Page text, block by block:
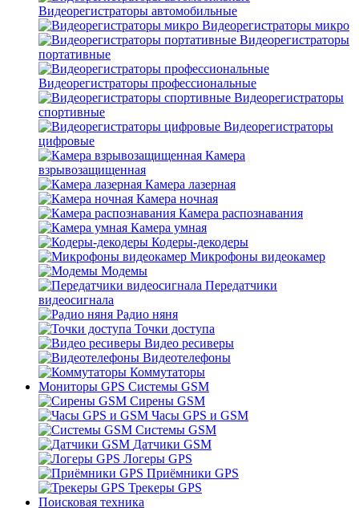
Видеорегистраторы автомобильные
Видеорегистраторы микро
Видеорегистраторы
портативные
Видеорегистраторы профессиональные
Видеорегистраторы
спортивные
Видеорегистраторы
цифровые
Камера
взрывозащищенная
Камера лазерная
Камера ночная
Камера распознавания
Камера умная
Кодеры-декодеры
Микрофоны видеокамер
Модемы
Передатчики
видеосигнала
Радио няня
Точки доступа
Видео ресиверы
Видеотелефоны
Коммутаторы
Мониторы GPS Системы GSM
Сирены GSM
Часы GPS и GSM
Системы GSM
Датчики GSM
Логеры GPS
Приёмники GPS
Трекеры GPS
Поисковая техника